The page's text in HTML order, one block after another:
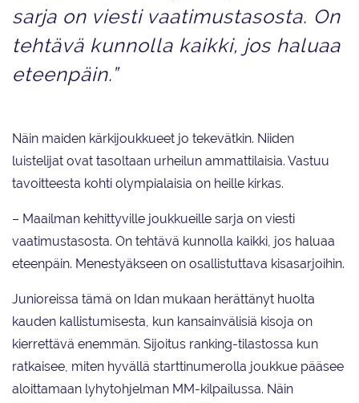
sarja on viesti vaatimustasosta. On
tehtävä kunnolla kaikki, jos haluaa
eteenpäin.”
Näin maiden kärkijoukkueet jo tekevätkin. Niiden
luistelijat ovat tasoltaan urheilun ammattilaisia. Vastuu
tavoitteesta kohti olympialaisia on heille kirkas.
– Maailman kehittyville joukkueille sarja on viesti
vaatimustasosta. On tehtävä kunnolla kaikki, jos haluaa
eteenpäin. Menestyäkseen on osallistuttava kisasarjoihin.
Junioreissa tämä on Idan mukaan herättänyt huolta
kauden kallistumisesta, kun kansainvälisiä kisoja on
kierrettävä enemmän. Sijoitus ranking-tilastossa kun
ratkaisee, miten hyvällä starttinumerolla joukkue pääsee
aloittamaan lyhytohjelman MM-kilpailussa. Näin